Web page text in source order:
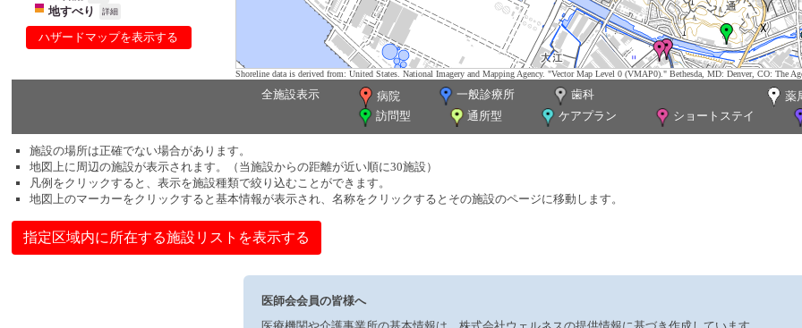
地すべり 詳細
ハザードマップを表示する
Shoreline data is derived from: United States. National Imagery and Mapping Agency. "Vector Map Level 0 (VMAP0)." Bethesda, MD: Denver, CO: The
全施設表示 病院 一般診療所 歯科
薬
訪問型
通所型 ケアプラン ショートステイ
施設の場所は正確でない場合があります。
地図上に周辺の施設が表示されます。（当施設からの距離が近い順に30施設）
凡例をクリックすると、表示を施設種類で絞り込むことができます。
地図上のマーカーをクリックすると基本情報が表示され、名称をクリックするとその施設のページに移動します。
指定区域内に所在する施設リストを表示する
医師会会員の皆様へ